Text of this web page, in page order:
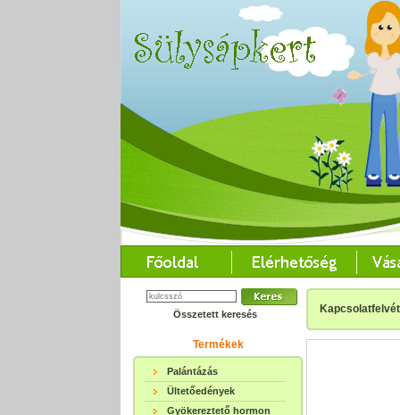
Összetett keresés
Termékek
Palántázás
Ültetőedények
Gyökereztető hormon